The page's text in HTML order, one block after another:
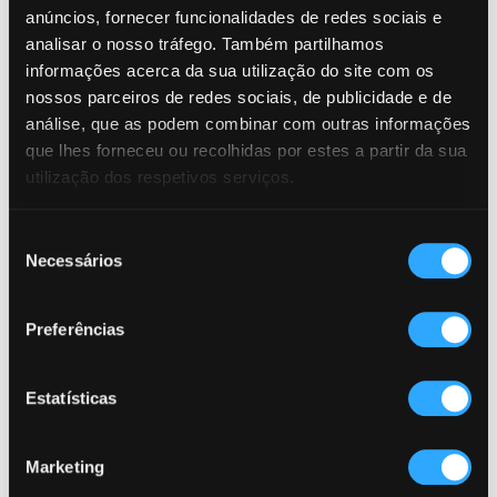
anúncios, fornecer funcionalidades de redes sociais e
analisar o nosso tráfego. Também partilhamos
informações acerca da sua utilização do site com os
nossos parceiros de redes sociais, de publicidade e de
análise, que as podem combinar com outras informações
que lhes forneceu ou recolhidas por estes a partir da sua
utilização dos respetivos serviços.
Necessários
Preferências
Estatísticas
Marketing
2024
A não perder
2024
À conversa com